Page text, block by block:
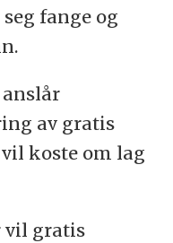
fange og
anslår
av gratis
koste om lag
vil gratis